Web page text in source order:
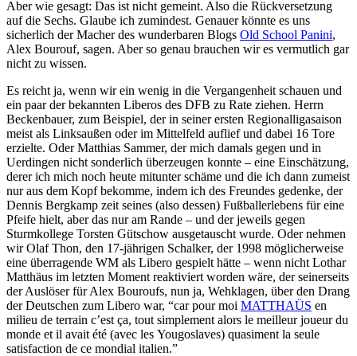
Aber wie gesagt: Das ist nicht gemeint. Also die Rückversetzung
auf die Sechs. Glaube ich zumindest. Genauer könnte es uns
sicherlich der Macher des wunderbaren Blogs Old School Panini,
Alex Bourouf, sagen. Aber so genau brauchen wir es vermutlich gar
nicht zu wissen.
Es reicht ja, wenn wir ein wenig in die Vergangenheit schauen und
ein paar der bekannten Liberos des DFB zu Rate ziehen. Herrn
Beckenbauer, zum Beispiel, der in seiner ersten Regionalligasaison
meist als Linksaußen oder im Mittelfeld auflief und dabei 16 Tore
erzielte. Oder Matthias Sammer, der mich damals gegen und in
Uerdingen nicht sonderlich überzeugen konnte – eine Einschätzung,
derer ich mich noch heute mitunter schäme und die ich dann zumeist
nur aus dem Kopf bekomme, indem ich des Freundes gedenke, der
Dennis Bergkamp zeit seines (also dessen) Fußballerlebens für eine
Pfeife hielt, aber das nur am Rande – und der jeweils gegen
Sturmkollege Torsten Gütschow ausgetauscht wurde. Oder nehmen
wir Olaf Thon, den 17-jährigen Schalker, der 1998 möglicherweise
eine überragende WM als Libero gespielt hätte – wenn nicht Lothar
Matthäus im letzten Moment reaktiviert worden wäre, der seinerseits
der Auslöser für Alex Bouroufs, nun ja, Wehklagen, über den Drang
der Deutschen zum Libero war, “car pour moi MATTHAÜS en
milieu de terrain c’est ça, tout simplement alors le meilleur joueur du
monde et il avait été (avec les Yougoslaves) quasiment la seule
satisfaction de ce mondial italien.”